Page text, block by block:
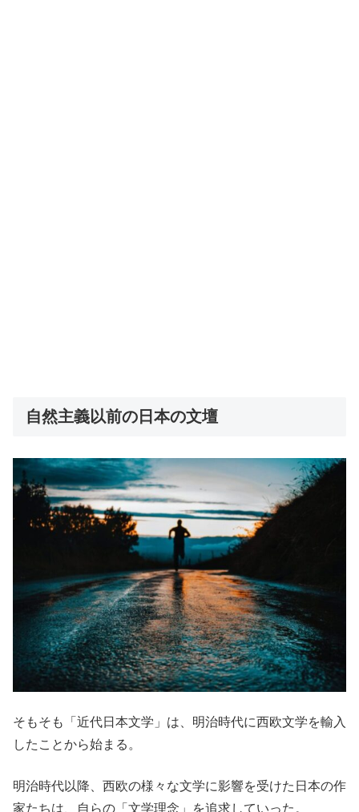
自然主義以前の日本の文壇
そもそも「近代日本文学」は、明治時代に西欧文学を輸入
したことから始まる。
明治時代以降、西欧の様々な文学に影響を受けた日本の作
家たちは、自らの「文学理念」を追求していった。